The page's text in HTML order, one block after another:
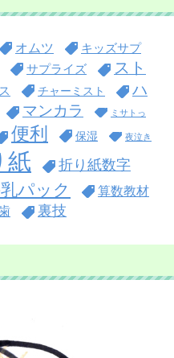
オムツ
キッズサプ
サプライズ
スト
チャーミスト
ハ
マンカラ ミサトっ
便利 保湿 夜泣き
紙 折り紙数字
パック 算数教材
裏技